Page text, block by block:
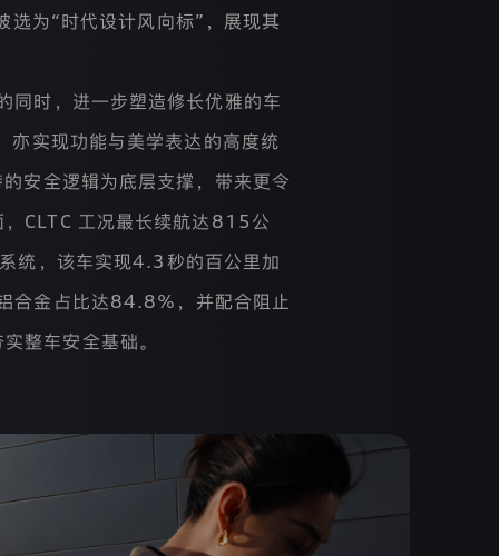
为“时代设计风向标”，展现其
时，进一步塑造修长优雅的车
亦实现功能与美学表达的高度统
安全逻辑为底层支撑，带来更令
CLTC 工况最长续航达815公
统，该车实现4.3秒的百公里加
合金占比达84.8%，并配合阻止
整车安全基础。